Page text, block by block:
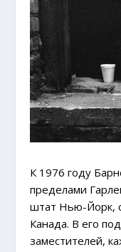
К 1976 году
пределами
штат Нью-Йорк,
Канада. В его
заместителей,